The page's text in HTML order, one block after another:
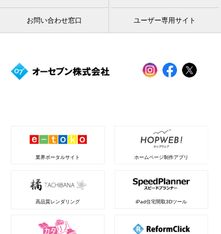
お問い合わせ窓口 ユーザー専用サイト
業界ポータルサイト ホームページ制作アプリ
高品質レンダリング iPad住宅間取3Dツール